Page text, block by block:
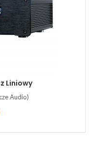
Liniowy
Audio)